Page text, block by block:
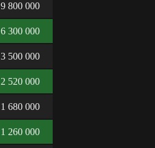
9 800 000
6 300 000
3 500 000
2 520 000
1 680 000
1 260 000